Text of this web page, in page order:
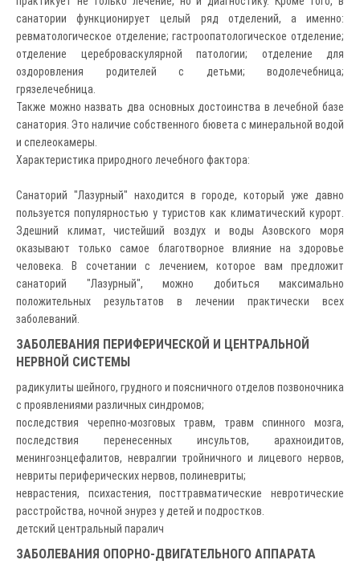
санатории функционирует целый ряд отделений, а именно:
ревматологическое отделение; гастроопатологическое отделение;
отделение цереброваскулярной патологии; отделение для
оздоровления родителей с детьми; водолечебница;
грязелечебница.
Также можно назвать два основных достоинства в лечебной базе
санатория. Это наличие собственного бювета с минеральной водой
и спелеокамеры.
Характеристика природного лечебного фактора:
Санаторий "Лазурный" находится в городе, который уже давно
пользуется популярностью у туристов как климатический курорт.
Здешний климат, чистейший воздух и воды Азовского моря
оказывают только самое благотворное влияние на здоровье
человека. В сочетании с лечением, которое вам предложит
санаторий "Лазурный", можно добиться максимально
положительных результатов в лечении практически всех
заболеваний.
ЗАБОЛЕВАНИЯ ПЕРИФЕРИЧЕСКОЙ И ЦЕНТРАЛЬНОЙ
НЕРВНОЙ СИСТЕМЫ
радикулиты шейного, грудного и поясничного отделов позвоночника
с проявлениями различных синдромов;
последствия черепно-мозговых травм, травм спинного мозга,
последствия перенесенных инсультов, арахноидитов,
менингоэнцефалитов, невралгии тройничного и лицевого нервов,
невриты периферических нервов, полиневриты;
неврастения, психастения, посттравматические невротические
расстройства, ночной энурез у детей и подростков.
детский центральный паралич
ЗАБОЛЕВАНИЯ ОПОРНО-ДВИГАТЕЛЬНОГО АППАРАТА